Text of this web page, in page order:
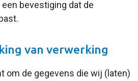
bevestiging dat de
van verwerking
om de gegevens die wij (laten)